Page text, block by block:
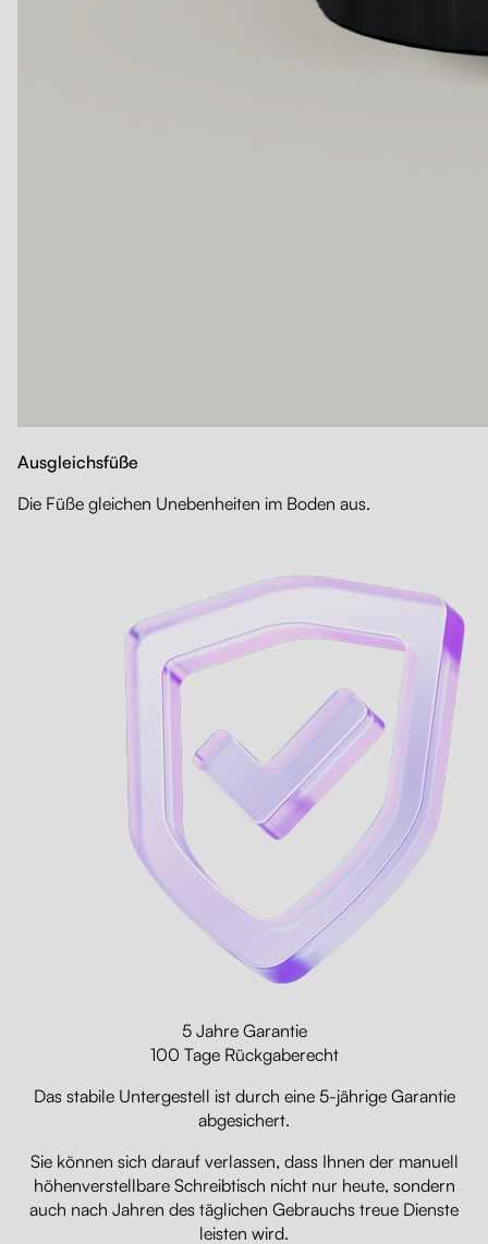
Ausgleichsfüße
Die Füße gleichen Unebenheiten im Boden aus.
5 Jahre Garantie
100 Tage Rückgaberecht
Das stabile Untergestell ist durch eine 5-jährige Garantie
abgesichert.
Sie können sich darauf verlassen, dass Ihnen der manuell
höhenverstellbare Schreibtisch nicht nur heute, sondern
auch nach Jahren des täglichen Gebrauchs treue Dienste
leisten wird.